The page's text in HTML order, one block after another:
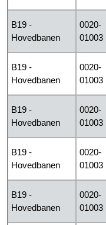
B19 -
Hovedbanen
0020-
01003
B19 -
Hovedbanen
0020-
01003
B19 -
Hovedbanen
0020-
01003
B19 -
Hovedbanen
0020-
01003
B19 -
Hovedbanen
0020-
01003